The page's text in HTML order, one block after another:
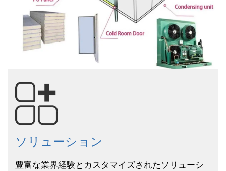
ソリューション
豊富な業界経験とカスタマイズされたソリューシ